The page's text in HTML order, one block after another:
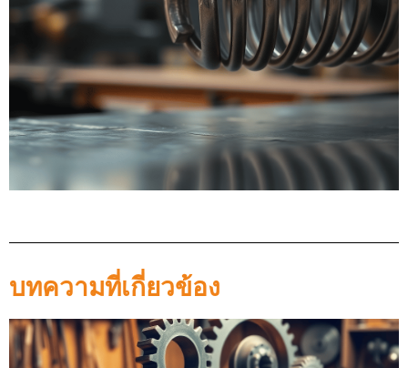
บทความที่เกี่ยวข้อง